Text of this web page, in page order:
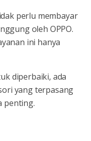
perlu membayar
oleh OPPO.
ini hanya
diperbaiki, ada
yang terpasang
penting.